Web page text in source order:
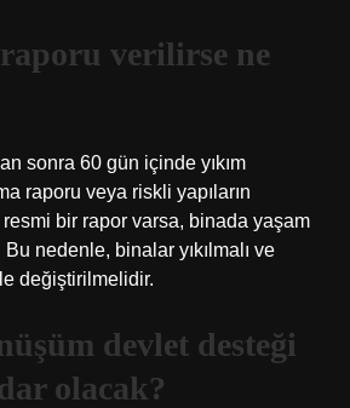
verilirse ne
sonra 60 gün içinde yıkım
raporu veya riskli yapıların
bir rapor varsa, binada yaşam
nedenle, binalar yıkılmalı ve
değiştirilmelidir.
devlet desteği
olacak?